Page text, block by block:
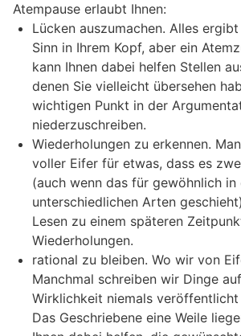
Atempause erlaubt Ihnen:
Lücken auszumachen. Alles
Sinn in Ihrem Kopf, aber ein
kann Ihnen dabei helfen Stellen
denen Sie vielleicht übersehen
wichtigen Punkt in der
niederzuschreiben.
Wiederholungen zu erkennen.
voller Eifer für etwas, dass es
(auch wenn das für gewöhnlich in
unterschiedlichen Arten
Lesen zu einem späteren
Wiederholungen.
rational zu bleiben. Wo wir von
Manchmal schreiben wir Dinge
Wirklichkeit niemals veröffentlicht
Das Geschriebene eine Weile